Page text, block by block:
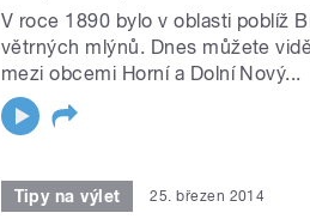
V roce 1890 bylo v oblasti poblíž
větrných mlýnů. Dnes můžete
mezi obcemi Horní a Dolní Nový...
Tipy na výlet 25. březen 2014